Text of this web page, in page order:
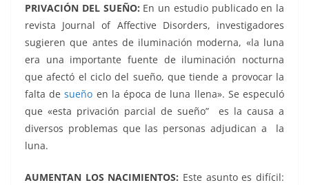
PRIVACIÓN DEL SUEÑO: En un estudio publicado en la
revista Journal of Affective Disorders, investigadores
sugieren que antes de iluminación moderna, «la luna
era una importante fuente de iluminación nocturna
que afectó el ciclo del sueño, que tiende a provocar la
falta desueño en la época de luna llena». Se especuló
que «esta privación parcial de sueño” es la causa a
diversos problemas que las personas adjudican a la
luna.
AUMENTAN LOS NACIMIENTOS: Este asunto es difícil: